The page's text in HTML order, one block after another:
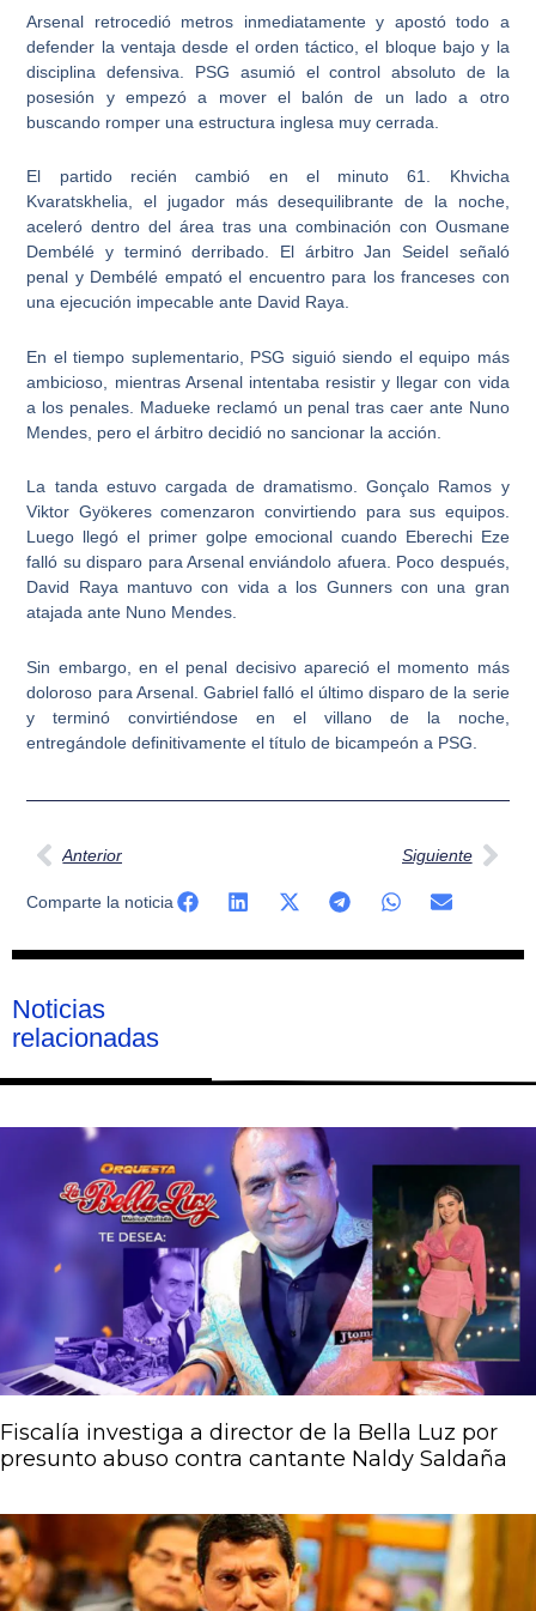
Arsenal retrocedió metros inmediatamente y apostó todo a
defender la ventaja desde el orden táctico, el bloque bajo y la
disciplina defensiva. PSG asumió el control absoluto de la
posesión y empezó a mover el balón de un lado a otro
buscando romper una estructura inglesa muy cerrada.
El partido recién cambió en el minuto 61. Khvicha
Kvaratskhelia, el jugador más desequilibrante de la noche,
aceleró dentro del área tras una combinación con Ousmane
Dembélé y terminó derribado. El árbitro Jan Seidel señaló
penal y Dembélé empató el encuentro para los franceses con
una ejecución impecable ante David Raya.
En el tiempo suplementario, PSG siguió siendo el equipo más
ambicioso, mientras Arsenal intentaba resistir y llegar con vida
a los penales. Madueke reclamó un penal tras caer ante Nuno
Mendes, pero el árbitro decidió no sancionar la acción.
La tanda estuvo cargada de dramatismo. Gonçalo Ramos y
Viktor Gyökeres comenzaron convirtiendo para sus equipos.
Luego llegó el primer golpe emocional cuando Eberechi Eze
falló su disparo para Arsenal enviándolo afuera. Poco después,
David Raya mantuvo con vida a los Gunners con una gran
atajada ante Nuno Mendes.
Sin embargo, en el penal decisivo apareció el momento más
doloroso para Arsenal. Gabriel falló el último disparo de la serie
y terminó convirtiéndose en el villano de la noche,
entregándole definitivamente el título de bicampeón a PSG.
Ant
Anterior Siguiente
Comparte la noticia
Noticias
relacionadas
Fiscalía investiga a director de la Bella Luz por
presunto abuso contra cantante Naldy Saldaña
PáginaPágina
Página
Página
Página